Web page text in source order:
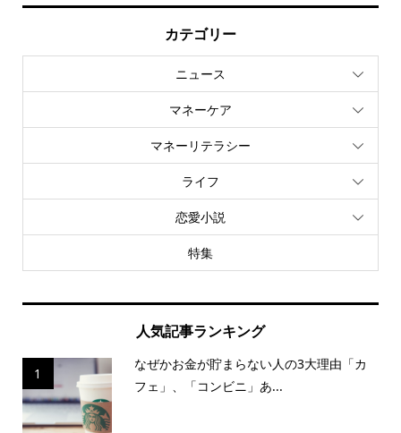
カテゴリー
ニュース
マネーケア
マネーリテラシー
ライフ
恋愛小説
特集
人気記事ランキング
1
なぜかお金が貯まらない人の3大理由「カ
フェ」、「コンビニ」あ...